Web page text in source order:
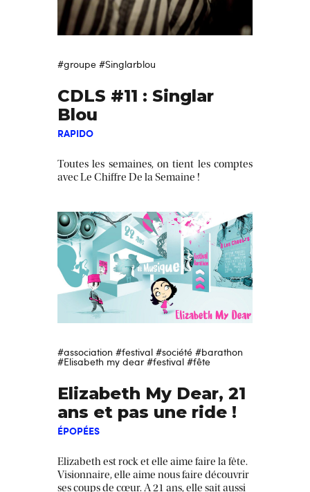
#groupe #Singlarblou
CDLS #11 : Singlar
Blou
RAPIDO
Toutes les semaines, on tient les comptes
avec Le Chiffre De la Semaine !
#association #festival #société #barathon
#Elisabeth my dear #festival #fête
Elizabeth My Dear, 21
ans et pas une ride !
ÉPOPÉES
Elizabeth est rock et elle aime faire la fête.
Visionnaire, elle aime nous faire découvrir
ses coups de cœur. A 21 ans, elle sait aussi